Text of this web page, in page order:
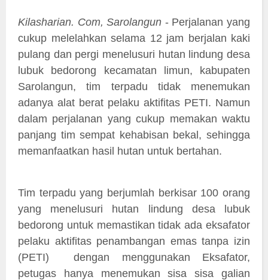
Kilasharian. Com, Sarolangun - Perjalanan yang
cukup melelahkan selama 12 jam berjalan kaki
pulang dan pergi menelusuri hutan lindung desa
lubuk bedorong kecamatan limun, kabupaten
Sarolangun, tim terpadu tidak menemukan
adanya alat berat pelaku aktifitas PETI. Namun
dalam perjalanan yang cukup memakan waktu
panjang tim sempat kehabisan bekal, sehingga
memanfaatkan hasil hutan untuk bertahan.
Tim terpadu yang berjumlah berkisar 100 orang
yang menelusuri hutan lindung desa lubuk
bedorong untuk memastikan tidak ada eksafator
pelaku aktifitas penambangan emas tanpa izin
(PETI) dengan menggunakan Eksafator,
petugas hanya menemukan sisa sisa galian